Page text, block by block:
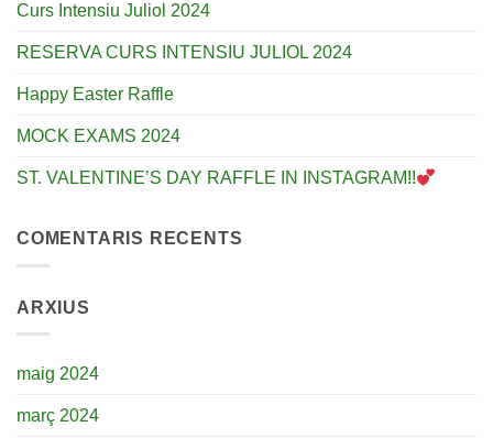
Curs Intensiu Juliol 2024
RESERVA CURS INTENSIU JULIOL 2024
Happy Easter Raffle
MOCK EXAMS 2024
ST. VALENTINE’S DAY RAFFLE IN INSTAGRAM!!
COMENTARIS RECENTS
ARXIUS
maig 2024
març 2024